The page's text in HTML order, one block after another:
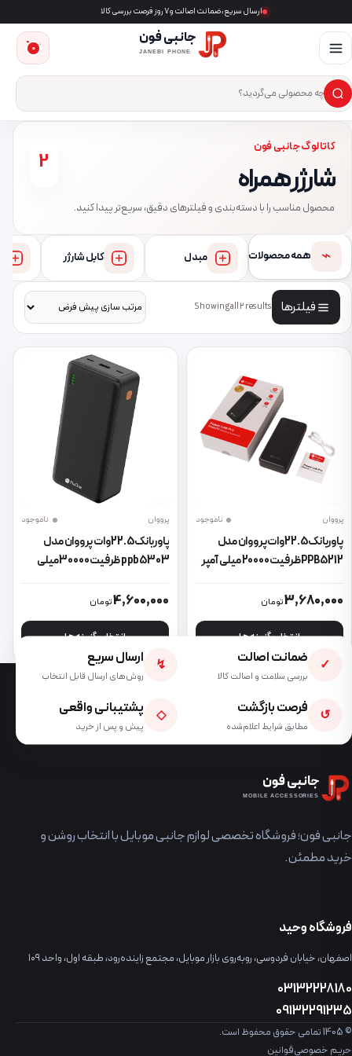
ارسال سریع، ضمانت اصالت و ۷ روز فرصت بررسی کالا
جانبی فون
JANEBI PHONE
جست‌وجوی محصول
×
0
کاتالوگ جانبی فون
شارژر همراه
محصول مناسب را با دسته‌بندی و فیلترهای دقیق، سریع‌تر پیدا کنید.
2
⌁ همه محصولات مبدل کابل شارژر
فیلترها Showing all 2 results
پرووان ناموجود
پاوربانک 22.5 وات پرووان مدل
PPB5212 ظرفیت 20000 میلی آمپر
3,680,000تومان
انتخاب گزینه ها
این محصول دارای انواع مختلفی می باشد. گزینه ها ممکن است در
پرووان ناموجود
پاوربانک 22.5 وات پرووان مدل
ppb5303 ظرفیت 30000 میلی
4,600,000تومان
انتخاب گزینه ها
این محصول دارای انواع مختلفی
✓ ضمانت اصالت
بررسی سلامت و اصالت کالا
↯ ارسال سریع
روش‌های ارسال قابل انتخاب
↺ فرصت بازگشت
مطابق شرایط اعلام‌شده
◇ پشتیبانی واقعی
پیش و پس از خرید
جانبی فون
MOBILE ACCESSORIES
جانبی فون؛ فروشگاه تخصصی لوازم جانبی موبایل با انتخاب روشن و
خرید مطمئن.
فروشگاه وحید
اصفهان، خیابان فردوسی، روبه‌روی بازار موبایل، مجتمع زاینده‌رود، طبقه اول، واحد ۱۰۹
03132228180
09132291235
© 1405 تمامی حقوق محفوظ است.
حریم خصوصیقوانین